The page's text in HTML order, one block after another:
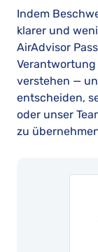
Indem
klarer und
AirAdvisor
Verantwortung
verstehen —
entscheiden,
oder unser
zu